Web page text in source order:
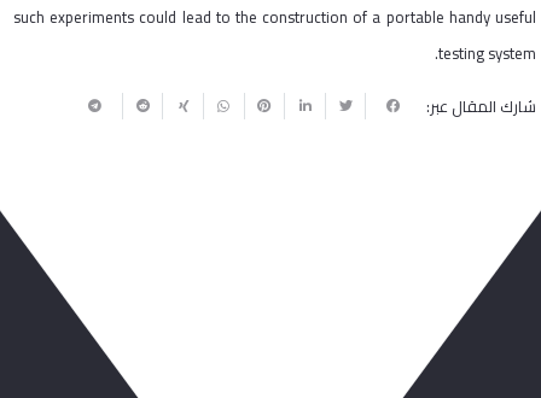
such experiments could lead to the construction of a portable handy useful
testing system.
شارك المقال عبر: